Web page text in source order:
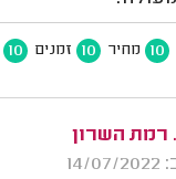
10 מחיר 10 זמנים 10
רמת השרון